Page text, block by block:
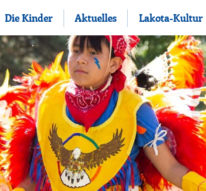
Die Kinder Aktuelles Lakota-Kultur